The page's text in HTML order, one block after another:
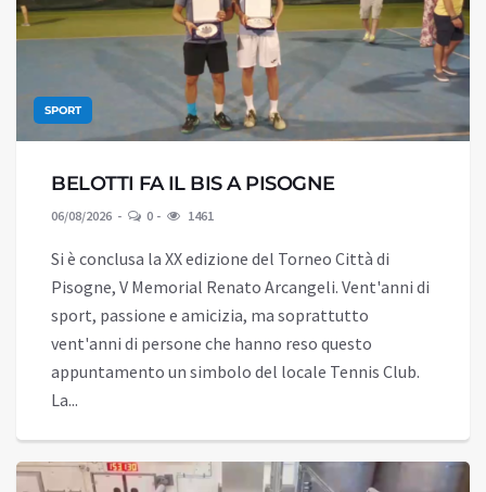
SPORT
BELOTTI FA IL BIS A PISOGNE
06/08/2026 0 1461
Si è conclusa la XX edizione del Torneo Città di
Pisogne, V Memorial Renato Arcangeli. Vent'anni di
sport, passione e amicizia, ma soprattutto
vent'anni di persone che hanno reso questo
appuntamento un simbolo del locale Tennis Club.
La...